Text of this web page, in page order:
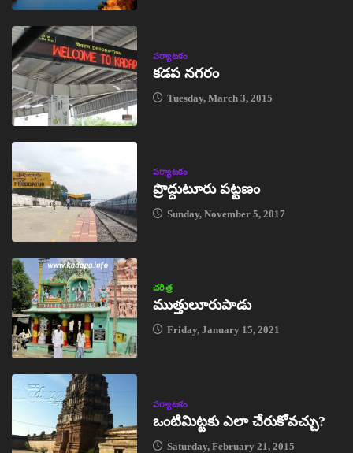
పర్యాటకం
కడప నగరం
Tuesday, March 3, 2015
పర్యాటకం
ప్రొద్దుటూరు పట్టణం
Sunday, November 5, 2017
చరిత్ర
ముత్తులూరుపాడు
Friday, January 15, 2021
పర్యాటకం
ఒంటిమిట్టకు ఎలా చేరుకోవచ్చు?
Saturday, February 21, 2015